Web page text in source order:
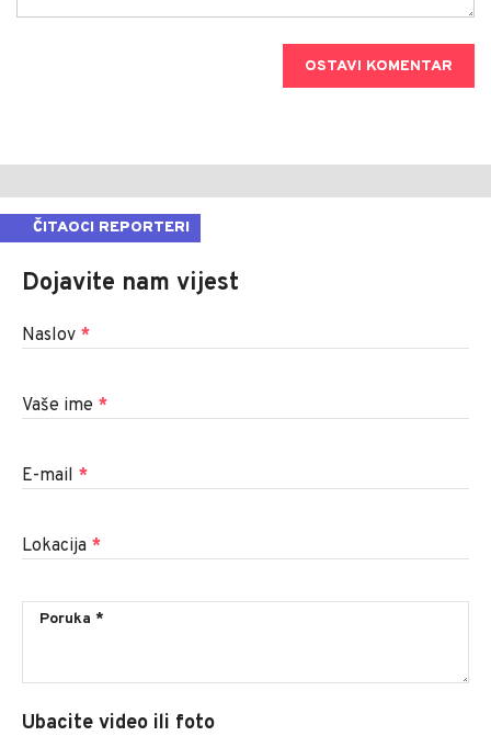
OSTAVI KOMENTAR
ČITAOCI REPORTERI
Dojavite nam vijest
Naslov *
Vaše ime *
E-mail *
Lokacija *
Ubacite video ili foto